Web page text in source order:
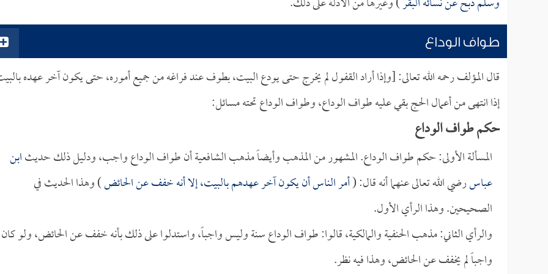
طواف الوداع
قال المؤلف رحمه الله تعالى: [وإذا أراد القفول لم يخرج حتى يودع البيت، بطوف عند فراغه من جميع أموره، حتى يكون آخر عهده
إذا انتهى من أعمال الحج بقي عليه طواف الوداع، وطواف الوداع تحته مسائل:
حكم طواف الوداع
المسألة الأولى: حكم طواف الوداع. المشهور من المذهب وأيضاً مذهب الشافعية أن طواف الوداع واجب، ودليل ذلك حديثابن
عباسرضي الله تعالى عنهما أنه قال: (أمر الناس أن يكون آخر عهدهم بالبيت، إلا أنه خفف عن الحائض) وهذا الحديث في
الصحيحين. وهذا الرأي الأول.
والرأي الثاني: مذهب الحنفية والمالكية، قالوا: طواف الوداع سنة وليس واجباً، واستدلوا على ذلك بأنه خفف عن الحائض، ولو كان
واجباً لم يخفف عن الحائض، وهذا فيه نظر.